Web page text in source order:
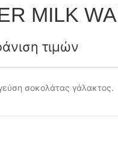
MILK
τιμών
σοκολάτας γάλακτος.